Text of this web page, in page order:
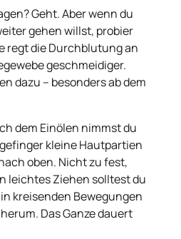
Geht. Aber wenn du
gehen willst, probier
regt die Durchblutung an
geschmeidiger.
dazu – besonders ab dem
dem Einölen nimmst du
kleine Hautpartien
oben. Nicht zu fest,
leichtes Ziehen solltest du
kreisenden Bewegungen
Das Ganze dauert